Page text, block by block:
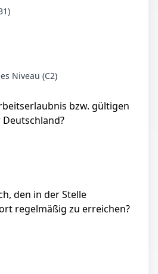
Niveau (C2)
bzw. gültigen
den in der Stelle
regelmäßig zu erreichen?